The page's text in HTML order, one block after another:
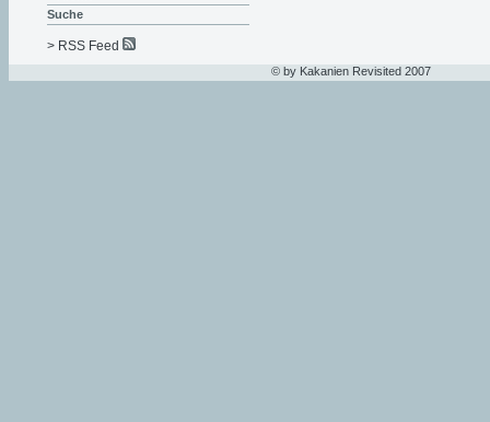
Suche
> RSS Feed
© by Kakanien Revisited 2007